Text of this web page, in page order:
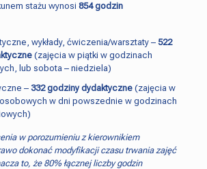
stażu wynosi 854 godzin
wykłady, ćwiczenia/warsztaty – 522
(zajęcia w piątki w godzinach
lub sobota – niedziela)
– 332 godziny dydaktyczne(zajęcia w
w dni powszednie w godzinach
w porozumieniu z kierownikiem
dokonać modyfikacji czasu trwania zajęć
to, że 80% łącznej liczby godzin